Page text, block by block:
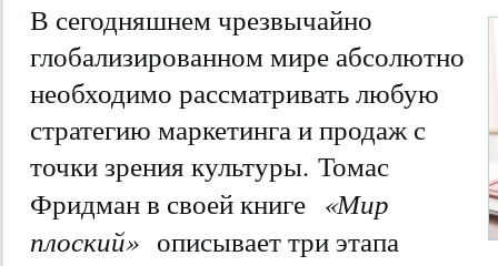
В сегодняшнем чрезвычайно
глобализированном мире абсолютно
необходимо рассматривать любую
стратегию маркетинга и продаж с
точки зрения культуры. Томас
Фридман в своей книге «Мир
плоский» описывает три этапа